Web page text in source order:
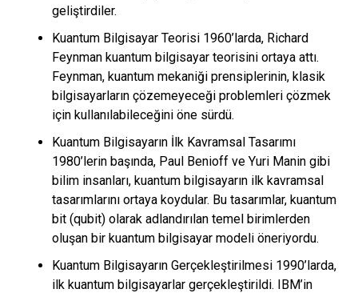
geliştirdiler.
Kuantum Bilgisayar Teorisi 1960’larda, Richard
Feynman kuantum bilgisayar teorisini ortaya attı.
Feynman, kuantum mekaniği prensiplerinin, klasik
bilgisayarların çözemeyeceği problemleri çözmek
için kullanılabileceğini öne sürdü.
Kuantum Bilgisayarın İlk Kavramsal Tasarımı
1980’lerin başında, Paul Benioff ve Yuri Manin gibi
bilim insanları, kuantum bilgisayarın ilk kavramsal
tasarımlarını ortaya koydular. Bu tasarımlar, kuantum
bit (qubit) olarak adlandırılan temel birimlerden
oluşan bir kuantum bilgisayar modeli öneriyordu.
Kuantum Bilgisayarın Gerçekleştirilmesi 1990’larda,
ilk kuantum bilgisayarlar gerçekleştirildi. IBM’in